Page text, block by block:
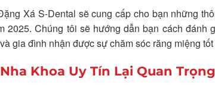
Xá S-Dental sẽ cung cấp cho bạn những
2025. Chúng tôi sẽ hướng dẫn bạn cách đánh
gia đình nhận được sự chăm sóc răng miệng tốt
Khoa Uy Tín Lại Quan